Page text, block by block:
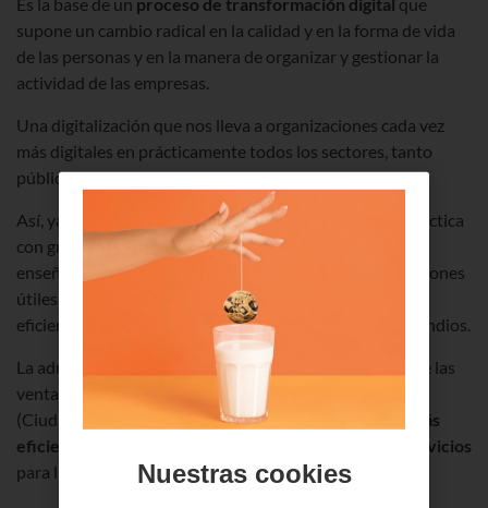
supone un cambio radical en la calidad y en la forma de vida
de las personas y en la manera de organizar y gestionar la
actividad de las empresas.
Una digitalización que nos lleva a organizaciones cada vez
más digitales en prácticamente todos los sectores, tanto
públicos como privados.
Así, ya existen solucionesIoTque se han llevado a la práctica
con gran rendimiento en sectores como la medicina, la
enseñanza, la domótica o la ganadería. Se trata de soluciones
útiles para agilizar la movilidad sostenible, consolidar la
eficiencia energética o para mejorar la lucha contra incendios.
La administración pública también está haciendo uso de las
ventajas de
en temas como las llamadas
(Ciudades Inteligentes), que propiciarán una
gestión más
eficiente de los recursos y la definición de nuevos servicios
para la ciudadanía.Nuestras cookies